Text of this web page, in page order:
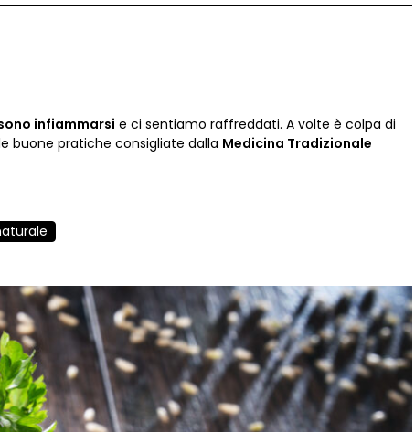
infiammarsi e ci sentiamo raffreddati. A volte è colpa di
buone pratiche consigliate dalla Medicina Tradizionale